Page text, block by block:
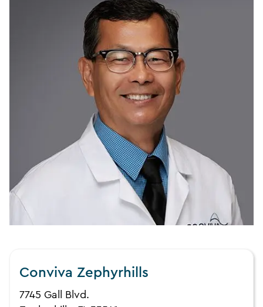
Conviva Zephyrhills
7745 Gall Blvd.